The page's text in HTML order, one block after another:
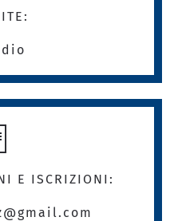
E ISCRIZIONI: